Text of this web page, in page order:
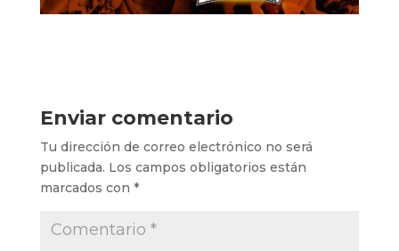
Enviar comentario
Tu dirección de correo electrónico no será
publicada. Los campos obligatorios están
marcados con *